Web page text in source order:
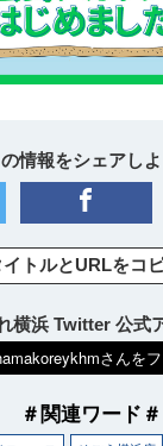
情報をシェアし
トルとURLをコ
横浜 Twitter 公式
＃関連ワード＃